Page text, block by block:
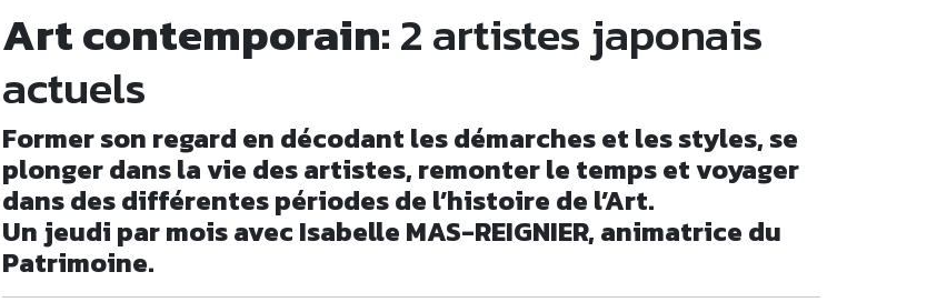
Art contemporain:2 artistes japonais
actuels
Former son regard en décodant les démarches et les styles, se
plonger dans la vie des artistes, remonter le temps et voyager
dans des différentes périodes de l’histoire de l’Art.
Un jeudi par mois avec Isabelle MAS-REIGNIER, animatrice du
Patrimoine.